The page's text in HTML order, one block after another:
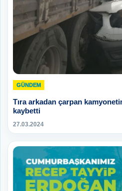
GÜNDEM
Tıra arkadan çarpan
kaybetti
27.03.2024